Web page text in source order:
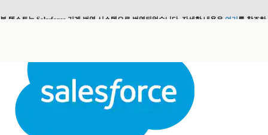
본 텍스트는 Salesforce 기계 번역 시스템으로 번역되었습니다. 자세한 내용은 여기를 참조하
닫기닫기